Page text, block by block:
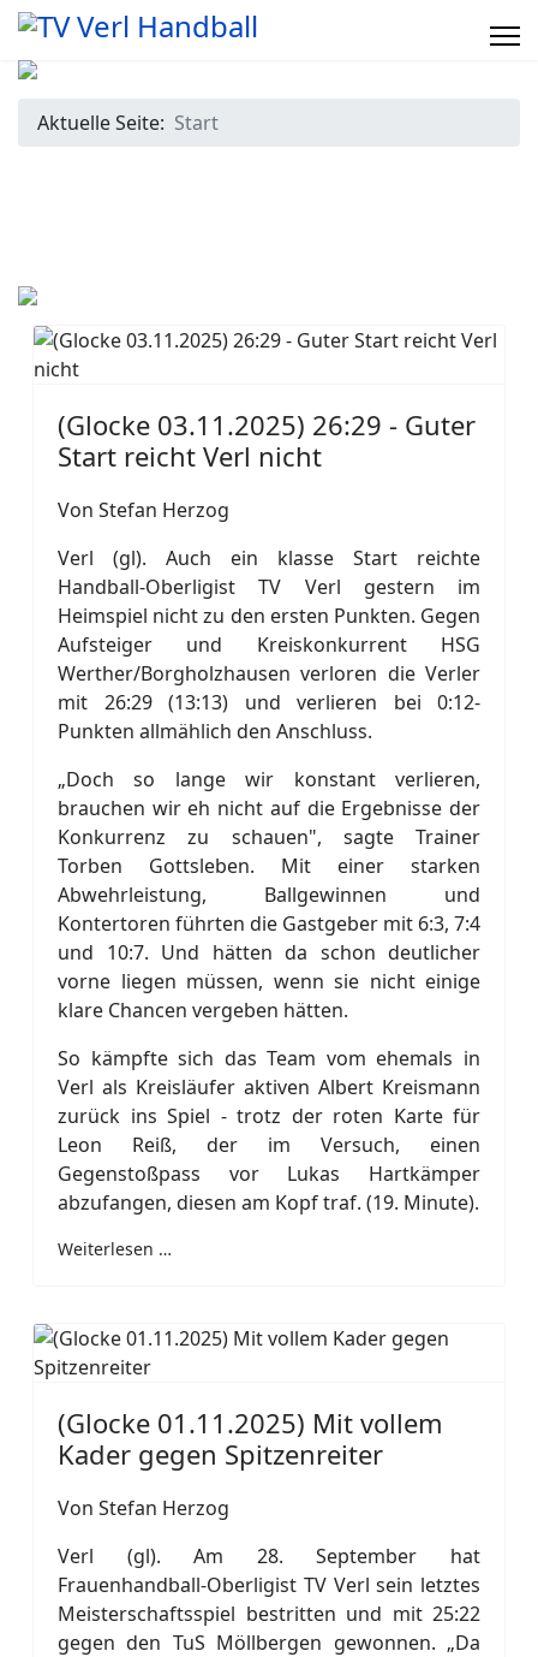
Aktuelle Seite: Start
(Glocke 03.11.2025) 26:29 - Guter
Start reicht Verl nicht
Von Stefan Herzog
Verl (gl). Auch ein klasse Start reichte
Handball-Oberligist TV Verl gestern im
Heimspiel nicht zu den ersten Punkten. Gegen
Aufsteiger und Kreiskonkurrent HSG
Werther/Borgholzhausen verloren die Verler
mit 26:29 (13:13) und verlieren bei 0:12-
Punkten allmählich den Anschluss.
„Doch so lange wir konstant verlieren,
brauchen wir eh nicht auf die Ergebnisse der
Konkurrenz zu schauen", sagte Trainer
Torben Gottsleben. Mit einer starken
Abwehrleistung, Ballgewinnen und
Kontertoren führten die Gastgeber mit 6:3, 7:4
und 10:7. Und hätten da schon deutlicher
vorne liegen müssen, wenn sie nicht einige
klare Chancen vergeben hätten.
So kämpfte sich das Team vom ehemals in
Verl als Kreisläufer aktiven Albert Kreismann
zurück ins Spiel - trotz der roten Karte für
Leon Reiß, der im Versuch, einen
Gegenstoßpass vor Lukas Hartkämper
abzufangen, diesen am Kopf traf. (19. Minute).
Weiterlesen …
(Glocke 01.11.2025) Mit vollem
Kader gegen Spitzenreiter
Von Stefan Herzog
Verl (gl). Am 28. September hat
Frauenhandball-Oberligist TV Verl sein letztes
Meisterschaftsspiel bestritten und mit 25:22
gegen den TuS Möllbergen gewonnen. „Da